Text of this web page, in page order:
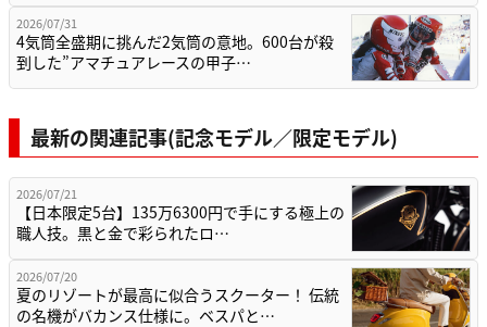
2026/07/31
4気筒全盛期に挑んだ2気筒の意地。600台が殺
到した”アマチュアレースの甲子…
最新の関連記事(記念モデル／限定モデル)
2026/07/21
【日本限定5台】135万6300円で手にする極上の
職人技。黒と金で彩られたロ…
2026/07/20
夏のリゾートが最高に似合うスクーター！ 伝統
の名機がバカンス仕様に。ベスパと…